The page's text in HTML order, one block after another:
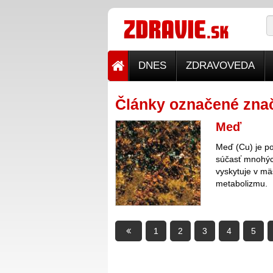
DNES ZDRAVOVEDA
Články označené
Meď
Meď (Cu) je
súčasť
vyskytuje v
metabolizmu.
1 2 3 4 5